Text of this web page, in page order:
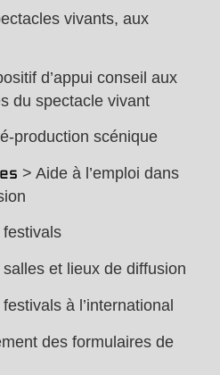
vivants, aux
d’appui conseil aux
du spectacle vivant
production scénique
> Aide à l’emploi dans
festivals
et lieux de diffusion
à l’international
des formulaires de